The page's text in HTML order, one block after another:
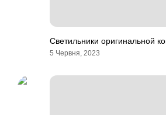
Светильники оригинальной
5 Червня, 2023